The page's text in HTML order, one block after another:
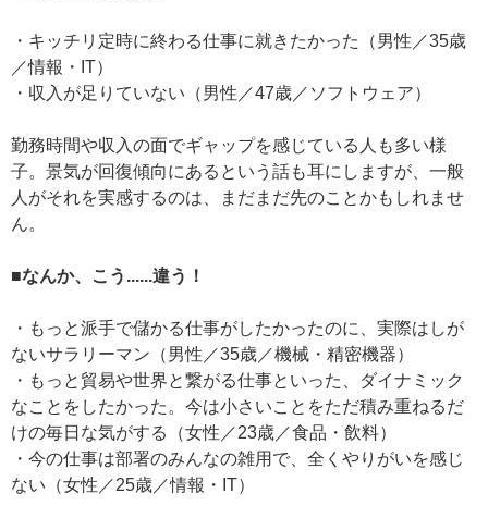
・キッチリ定時に終わる仕事に就きたかった（男性／35歳
／情報・IT）
・収入が足りていない（男性／47歳／ソフトウェア）
勤務時間や収入の面でギャップを感じている人も多い様
子。景気が回復傾向にあるという話も耳にしますが、一般
人がそれを実感するのは、まだまだ先のことかもしれませ
ん。
■なんか、こう......違う！
・もっと派手で儲かる仕事がしたかったのに、実際はしが
ないサラリーマン（男性／35歳／機械・精密機器）
・もっと貿易や世界と繋がる仕事といった、ダイナミック
なことをしたかった。今は小さいことをただ積み重ねるだ
けの毎日な気がする（女性／23歳／食品・飲料）
・今の仕事は部署のみんなの雑用で、全くやりがいを感じ
ない（女性／25歳／情報・IT）